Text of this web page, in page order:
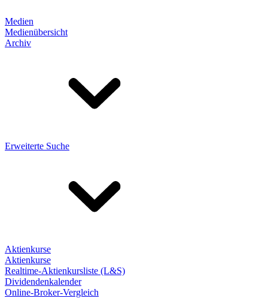
Medien
Medienübersicht
Archiv
Erweiterte Suche
Aktienkurse
Aktienkurse
Realtime-Aktienkursliste (L&S)
Dividendenkalender
Online-Broker-Vergleich